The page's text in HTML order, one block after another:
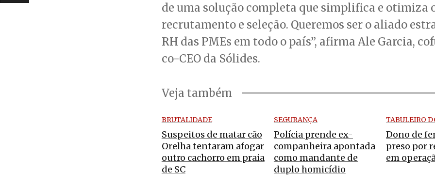
de uma solução completa que simplifica e otimiza
recrutamento e seleção. Queremos ser o aliado
RH das PMEs em todo o país”, afirma Ale Garcia,
co-CEO da Sólides.
Veja também
BRUTALIDADE
Suspeitos de matar cão
Orelha tentaram afogar
outro cachorro em praia
de SC
SEGURANÇA
Polícia prende ex-
companheira apontada
como mandante de
duplo homicídio
TABULEIRO
Dono de
preso por
em